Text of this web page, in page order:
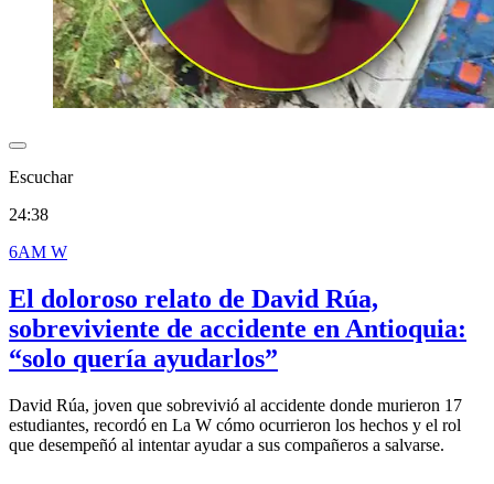
Escuchar
24:38
6AM W
El doloroso relato de David Rúa,
sobreviviente de accidente en Antioquia:
“solo quería ayudarlos”
David Rúa, joven que sobrevivió al accidente donde murieron 17
estudiantes, recordó en La W cómo ocurrieron los hechos y el rol
que desempeñó al intentar ayudar a sus compañeros a salvarse.